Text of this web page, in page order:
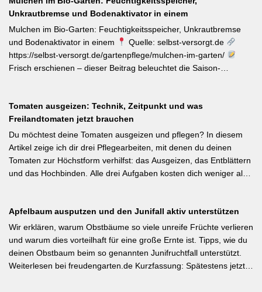
einen messbaren Beitrag zur regionalen Artenvielfalt leistet.
Nützlingsförderung, strukturreiche Beete und der Verzicht auf
Pestizide sind die entscheidenden Stellschrauben. Ein
motivierender Impuls für jeden GBV-Garten. [Thema-Tag:
#Biodiversität #Gartengestaltung #Naturnahergarten]
Unkrautbremse und Bodenaktivator in einem
Mulchen im Bio-Garten: Feuchtigkeitsspeicher, Unkrautbremse
und Bodenaktivator in einem
Quelle: selbst-versorgt.de
https://selbst-versorgt.de/gartenpflege/mulchen-im-garten/
Frisch erschienen – dieser Beitrag beleuchtet die Saison-
Austrocknung. Die ideale Schichtdicke liegt bei 5–10 cm, immer
mit Abstand zum Pflanzenstamm, um Fäulnis zu vermeiden.
Besonders wertvoll: Häufige Fehler wie zu dicke Schichten oder
die Verwendung von frischem Rasenschnitt als alleiniges Material
werden klar benannt. [Thema-Tag: #Bodenpflege #Mulchen
#BiologischerGartenbau]
Tomaten ausgeizen: Technik, Zeitpunkt und was
Freilandtomaten jetzt brauchen
Du möchtest deine Tomaten ausgeizen und pflegen? In diesem
Artikel zeige ich dir drei Pflegearbeiten, mit denen du deinen
Tomaten zur Höchstform verhilfst: das Ausgeizen, das Entblättern
und das Hochbinden. Alle drei Aufgaben kosten dich weniger als
Tomatenkrankheit Braunfäule vorbeugst. Weiterlesen bei
Wurzelwerk – Gartenwissen von Profis Kurzfassung: Ein bildreich
illustrierter Praxis-Leitfaden: Das Ausgeizen beginnt direkt nach
dem Auspflanzen und sollte wöchentlich wiederholt werden.
Geiztriebe morgens entfernen, damit Wunden rasch abtrocknen.
Apfelbaum ausputzen und den Junifall aktiv unterstützen
Wir erklären, warum Obstbäume so viele unreife Früchte verlieren
und warum dies vorteilhaft für eine große Ernte ist. Tipps, wie du
deinen Obstbaum beim so genannten Junifruchtfall unterstützt.
Weiterlesen bei freudengarten.de Kurzfassung: Spätestens jetzt –